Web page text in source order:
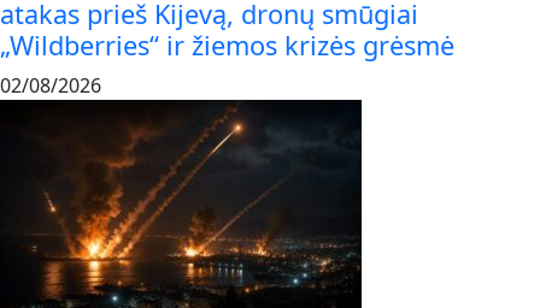
atakas prieš Kijevą, dronų smūgiai
„Wildberries“ ir žiemos krizės grėsmė
02/08/2026